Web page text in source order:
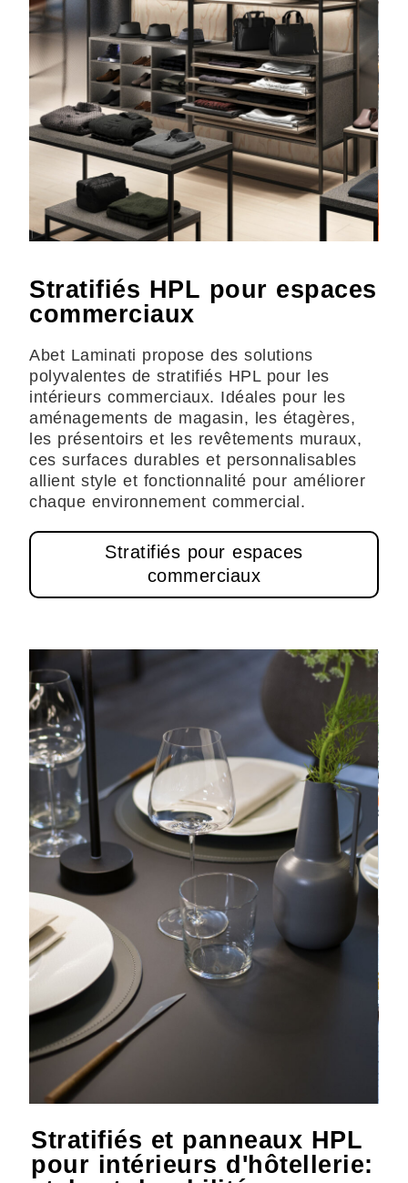
Stratifiés HPL pour espaces
commerciaux
Abet Laminati propose des solutions
polyvalentes de stratifiés HPL pour les
intérieurs commerciaux. Idéales pour les
aménagements de magasin, les étagères,
les présentoirs et les revêtements muraux,
ces surfaces durables et personnalisables
allient style et fonctionnalité pour améliorer
chaque environnement commercial.
Stratifiés pour espaces
commerciaux
Stratifiés et panneaux HPL
pour intérieurs d'hôtellerie: